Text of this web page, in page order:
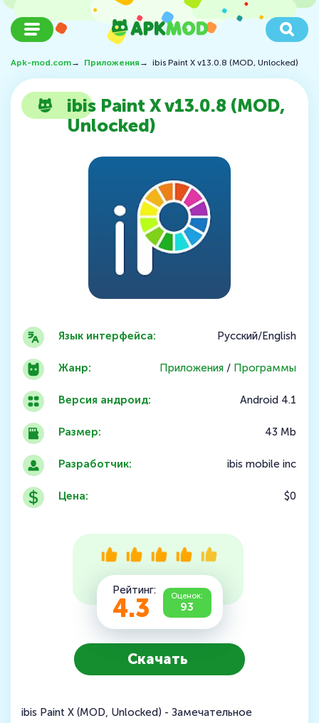
Apk-mod.com→ Приложения → ibis Paint X v13.0.8 (MOD, Unlocked)
ibis Paint X v13.0.8 (MOD,
Unlocked)
Язык интерфейса:
Жанр:
Версия андроид:
Размер:
Разработчик:
Цена:
Русский/English
Приложения / Программы
Android 4.1
43 Mb
ibis mobile inc
$0
Рейтинг:
4.3 Оценок:
93
Скачать
ibis Paint X (MOD, Unlocked) - Замечательное